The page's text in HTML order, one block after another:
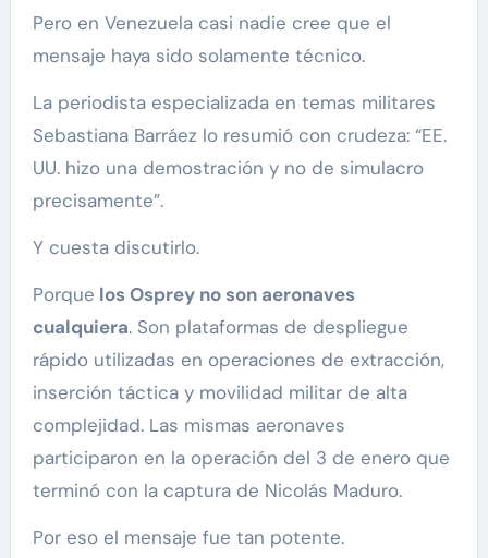
Pero en Venezuela casi nadie cree que el
mensaje haya sido solamente técnico.
La periodista especializada en temas militares
Sebastiana Barráez lo resumió con crudeza: “EE.
UU. hizo una demostración y no de simulacro
precisamente”.
Y cuesta discutirlo.
Porque los Osprey no son aeronaves
cualquiera. Son plataformas de despliegue
rápido utilizadas en operaciones de extracción,
inserción táctica y movilidad militar de alta
complejidad. Las mismas aeronaves
participaron en la operación del 3 de enero que
terminó con la captura de Nicolás Maduro.
Por eso el mensaje fue tan potente.